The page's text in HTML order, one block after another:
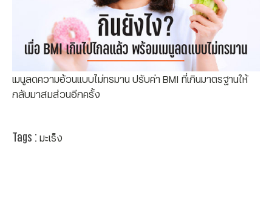
เมนูลดความอ้วนแบบไม่ทรมาน ปรับค่า BMI ที่เกินมาตรฐานให้
กลับมาสมส่วนอีกครั้ง
Tags : มะเร็ง